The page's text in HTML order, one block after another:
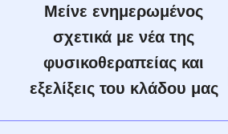
Μείνε ενημερωμένος
σχετικά με νέα της
φυσικοθεραπείας και
εξελίξεις του κλάδου μας